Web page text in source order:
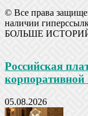
© Все права
наличии
БОЛЬШЕ
Российская
05.08.2026